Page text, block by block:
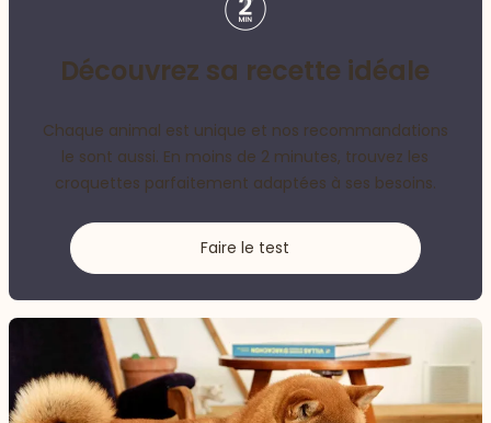
Découvrez sa recette idéale
Chaque animal est unique et nos recommandations
le sont aussi. En moins de 2 minutes, trouvez les
croquettes parfaitement adaptées à ses besoins.
Faire le test